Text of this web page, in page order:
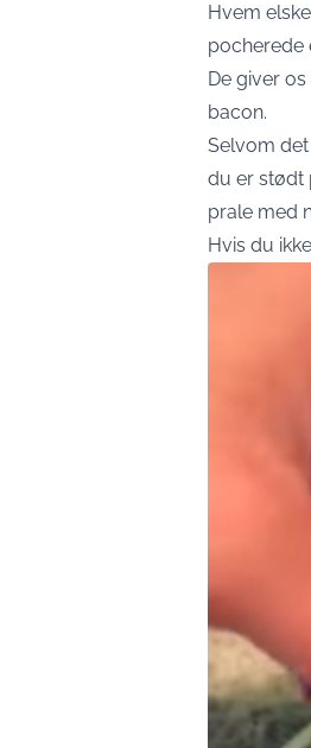
Hvem
pocherede
De giver
bacon.
Selvom
du er stødt
prale med
Hvis du